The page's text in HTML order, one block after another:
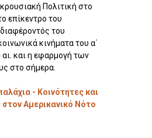
Πολιτική στο
επίκεντρο του
του
κινήματα του α΄
και η εφαρμογή των
στο σήμερα.
- Κοινότητες και
Αμερικανικό Νότο